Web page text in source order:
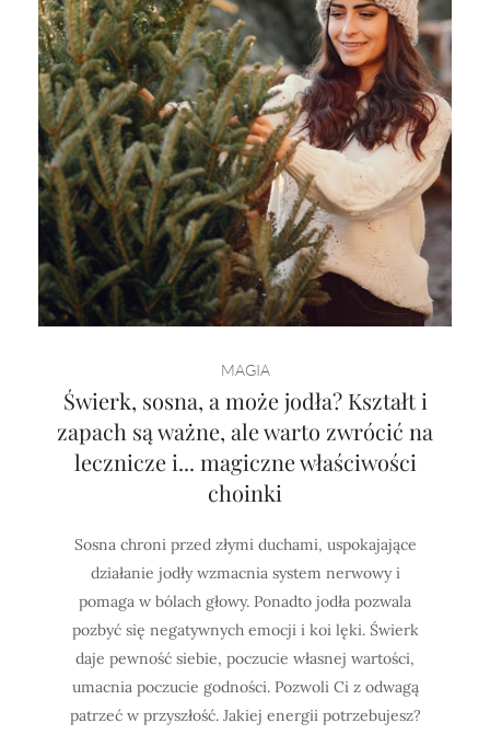
MAGIA
Świerk, sosna, a może jodła? Kształt i
zapach są ważne, ale warto zwrócić na
lecznicze i... magiczne właściwości
choinki
Sosna chroni przed złymi duchami, uspokajające
działanie jodły wzmacnia system nerwowy i
pomaga w bólach głowy. Ponadto jodła pozwala
pozbyć się negatywnych emocji i koi lęki. Świerk
daje pewność siebie, poczucie własnej wartości,
umacnia poczucie godności. Pozwoli Ci z odwagą
patrzeć w przyszłość. Jakiej energii potrzebujesz?